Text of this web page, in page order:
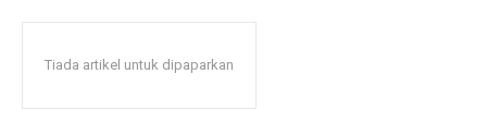
Tiada artikel untuk dipaparkan